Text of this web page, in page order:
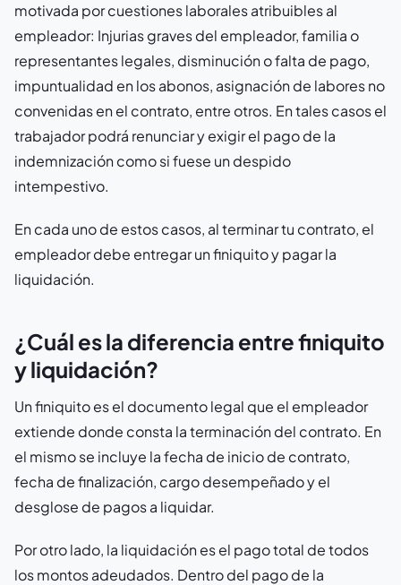
motivada por cuestiones laborales atribuibles al
empleador: Injurias graves del empleador, familia o
representantes legales, disminución o falta de pago,
impuntualidad en los abonos, asignación de labores no
convenidas en el contrato, entre otros. En tales casos el
trabajador podrá renunciar y exigir el pago de la
indemnización como si fuese un despido
intempestivo.
En cada uno de estos casos, al terminar tu contrato, el
empleador debe entregar un finiquito y pagar la
liquidación.
¿Cuál es la diferencia entre finiquito
y liquidación?
Un finiquito es el documento legal que el empleador
extiende donde consta la terminación del contrato. En
el mismo se incluye la fecha de inicio de contrato,
fecha de finalización, cargo desempeñado y el
desglose de pagos a liquidar.
Por otro lado, la liquidación es el pago total de todos
los montos adeudados. Dentro del pago de la